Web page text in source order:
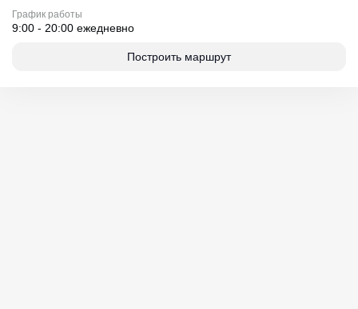
График работы
9:00 - 20:00 ежедневно
Построить маршрут